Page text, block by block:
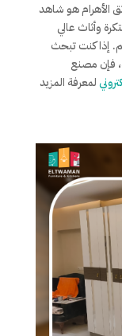
الأهرام هو شاهد
وأثاث عالي
إذا كنت تبحث
فإن مصنع
لمعرفة المزيد